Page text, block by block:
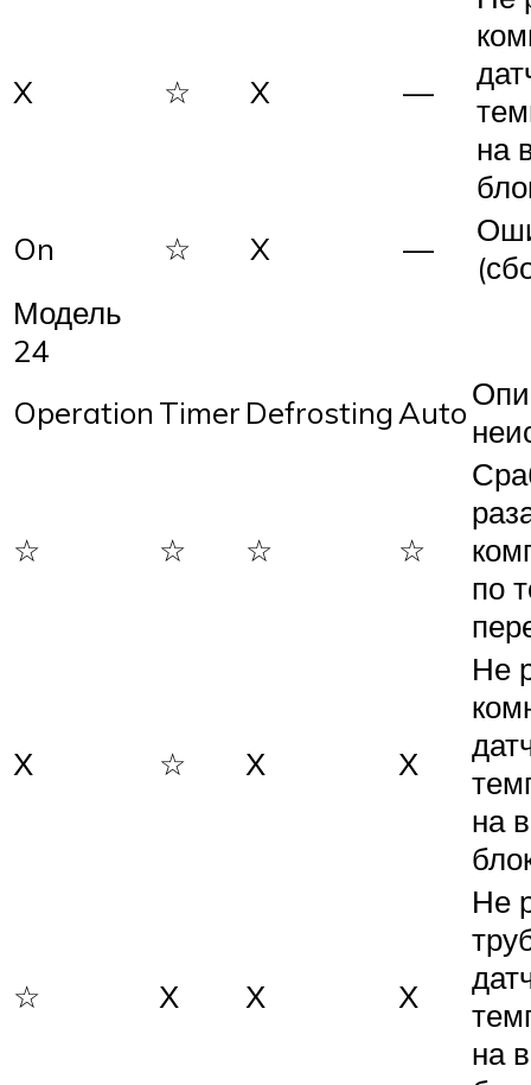
X ☆ X —
на
On
☆ X —
Модель
24
OperationTimer DefrostingAuto
☆ ☆ ☆ ☆
по
Х ☆ Х Х
Не
на
☆ Х Х Х
Не
на